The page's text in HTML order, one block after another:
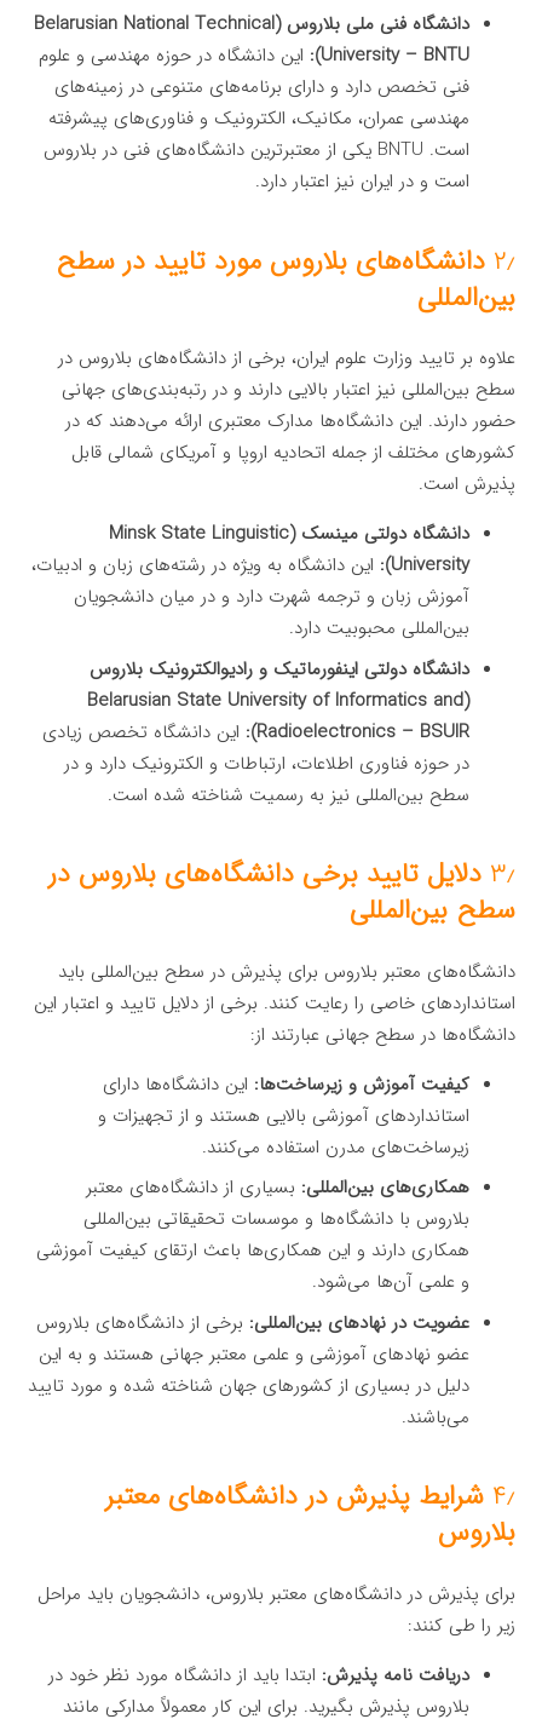
دانشگاه فنی ملی بلاروس (Belarusian National Technical
University – BNTU):
این دانشگاه در حوزه مهندسی و علوم
فنی تخصص دارد و دارای برنامه‌های متنوعی در زمینه‌های
مهندسی عمران، مکانیک، الکترونیک و فناوری‌های پیشرفته
است. BNTU یکی از معتبرترین دانشگاه‌های فنی در بلاروس
است و در ایران نیز اعتبار دارد.
۲٫ دانشگاه‌های بلاروس مورد تایید در سطح
بین‌المللی
علاوه بر تایید وزارت علوم ایران، برخی از دانشگاه‌های بلاروس در
سطح بین‌المللی نیز اعتبار بالایی دارند و در رتبه‌بندی‌های جهانی
حضور دارند. این دانشگاه‌ها مدارک معتبری ارائه می‌دهند که در
کشورهای مختلف از جمله اتحادیه اروپا و آمریکای شمالی قابل
پذیرش است.
دانشگاه دولتی مینسک (Minsk State Linguistic
University):
این دانشگاه به ویژه در رشته‌های زبان و ادبیات،
آموزش زبان و ترجمه شهرت دارد و در میان دانشجویان
بین‌المللی محبوبیت دارد.
دانشگاه دولتی اینفورماتیک و رادیوالکترونیک بلاروس
(Belarusian State University of Informatics and
Radioelectronics – BSUIR):
این دانشگاه تخصص زیادی
در حوزه فناوری اطلاعات، ارتباطات و الکترونیک دارد و در
سطح بین‌المللی نیز به رسمیت شناخته شده است.
۳٫ دلایل تایید برخی دانشگاه‌های بلاروس در
سطح بین‌المللی
دانشگاه‌های معتبر بلاروس برای پذیرش در سطح بین‌المللی باید
استانداردهای خاصی را رعایت کنند. برخی از دلایل تایید و اعتبار این
دانشگاه‌ها در سطح جهانی عبارتند از:
کیفیت آموزش و زیرساخت‌ها: این دانشگاه‌ها دارای
استانداردهای آموزشی بالایی هستند و از تجهیزات و
زیرساخت‌های مدرن استفاده می‌کنند.
همکاری‌های بین‌المللی: بسیاری از دانشگاه‌های معتبر
بلاروس با دانشگاه‌ها و موسسات تحقیقاتی بین‌المللی
همکاری دارند و این همکاری‌ها باعث ارتقای کیفیت آموزشی
و علمی آن‌ها می‌شود.
عضویت در نهادهای بین‌المللی: برخی از دانشگاه‌های بلاروس
عضو نهادهای آموزشی و علمی معتبر جهانی هستند و به این
دلیل در بسیاری از کشورهای جهان شناخته شده و مورد تایید
می‌باشند.
۴٫ شرایط پذیرش در دانشگاه‌های معتبر
بلاروس
برای پذیرش در دانشگاه‌های معتبر بلاروس، دانشجویان باید مراحل
زیر را طی کنند:
دریافت نامه پذیرش: ابتدا باید از دانشگاه مورد نظر خود در
بلاروس پذیرش بگیرید. برای این کار معمولاً مدارکی مانند